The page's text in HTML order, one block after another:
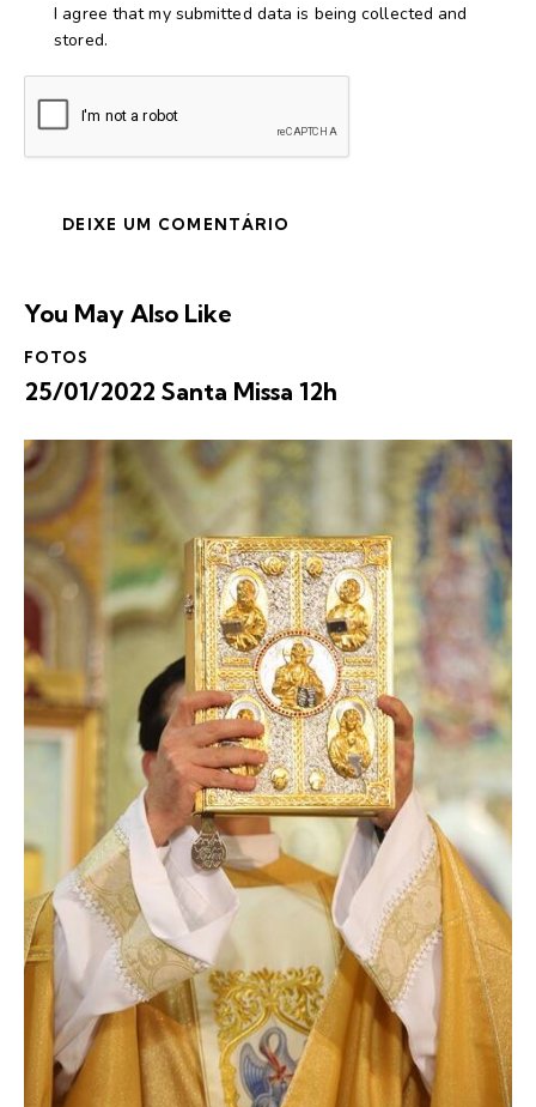
I agree that my submitted data is being collected and
stored.
You May Also Like
FOTOS
25/01/2022 Santa Missa 12h